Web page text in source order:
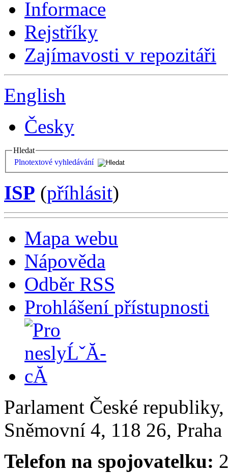
Informace
Rejstříky
Zajímavosti v repozitáři
English
Česky
Hledat
Plnotextové vyhledávání
ISP (příhlásit)
Mapa webu
Nápověda
Odběr RSS
Prohlášení přístupnosti
Parlament České
Sněmovní 4, 118 26,
Telefon na spojovatelku: